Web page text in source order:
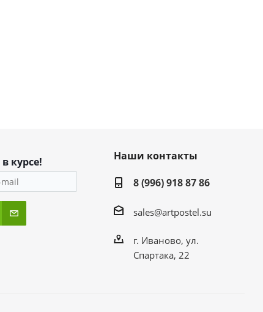
курсе!
Наши контакты
8 (996) 918 87 86
sales@artpostel.su
г. Иваново, ул.
Спартака, 22